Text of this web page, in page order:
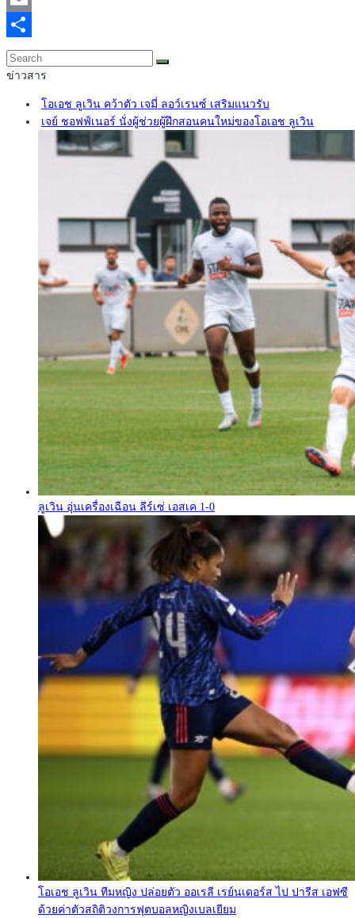
Email
Share
ข่าวสาร
โอเอช ลูเวิน คว้าตัว เจมี่ ลอว์เรนซ์ เสริมแนวรับ
เจย์ ชอฟฟ์เนอร์ นั่งผู้ช่วยผู้ฝึกสอนคนใหม่ของโอเอช ลูเวิน
ลูเวิน อุ่นเครื่องเฉือน ลีร์เซ่ เอสเค 1-0
โอเอช ลูเวิน ทีมหญิง ปล่อยตัว ออเรลี เรย์นเดอร์ส ไป ปารีส เอฟซี
ด้วยค่าตัวสถิติวงการฟุตบอลหญิงเบลเยียม